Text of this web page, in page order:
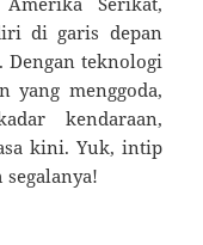
di garis depan
teknologi
yang menggoda,
kendaraan,
kini. Yuk, intip